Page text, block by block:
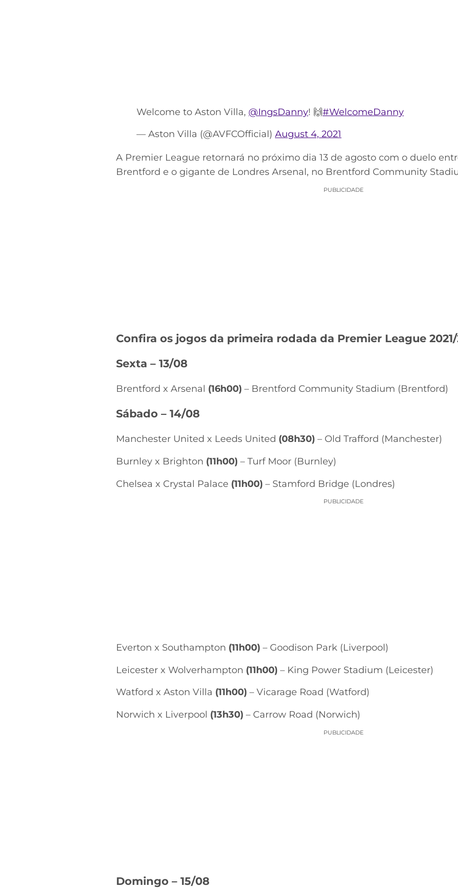
Welcome to Aston Villa, @IngsDanny! 🙌#WelcomeDanny
— Aston Villa (@AVFCOfficial) August 4, 2021
A Premier League retornará no próximo dia 13 de agosto com o duelo
Brentford e o gigante de Londres Arsenal, no Brentford Community
PUBLICIDADE
Confira os jogos da primeira rodada da Premier League 2021/
Sexta – 13/08
Brentford x Arsenal (16h00) – Brentford Community Stadium (Brentford)
Sábado – 14/08
Manchester United x Leeds United (08h30) – Old Trafford (Manchester)
Burnley x Brighton (11h00) – Turf Moor (Burnley)
Chelsea x Crystal Palace (11h00) – Stamford Bridge (Londres)
PUBLICIDADE
Everton x Southampton (11h00) – Goodison Park (Liverpool)
Leicester x Wolverhampton (11h00) – King Power Stadium (Leicester)
Watford x Aston Villa (11h00) – Vicarage Road (Watford)
Norwich x Liverpool (13h30) – Carrow Road (Norwich)
PUBLICIDADE
Domingo – 15/08